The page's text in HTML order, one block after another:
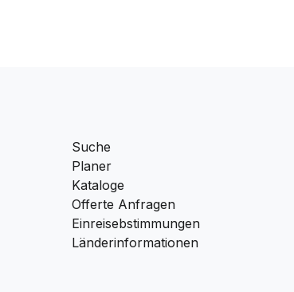
Suche
Planer
Kataloge
Offerte Anfragen
Einreisebstimmungen
Länderinformationen